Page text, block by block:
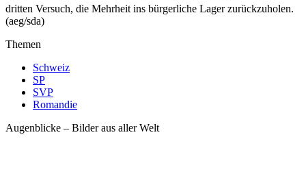
dritten Versuch, die Mehrheit ins bürgerliche Lager zurückzuholen.
(aeg/sda)
Themen
Schweiz
SP
SVP
Romandie
Augenblicke – Bilder aus aller Welt